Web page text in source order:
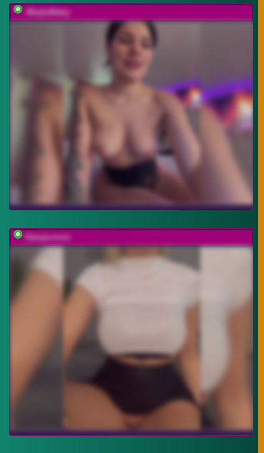
-MaybeBaby-
Stasya-moor